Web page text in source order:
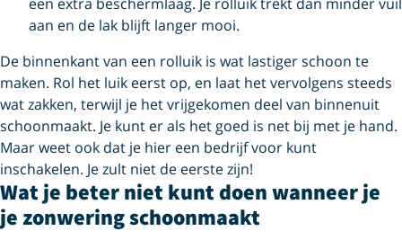
aan en de lak blijft langer mooi.
De binnenkant van een rolluik is wat lastiger schoon te
maken. Rol het luik eerst op, en laat het vervolgens steeds
wat zakken, terwijl je het vrijgekomen deel van binnenuit
schoonmaakt. Je kunt er als het goed is net bij met je hand.
Maar weet ook dat je hier een bedrijf voor kunt
inschakelen. Je zult niet de eerste zijn!
Wat je beter niet kunt doen wanneer je
je zonwering schoonmaakt